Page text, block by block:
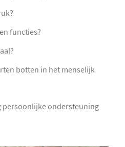
functies?
botten in het menselijk
persoonlijke ondersteuning